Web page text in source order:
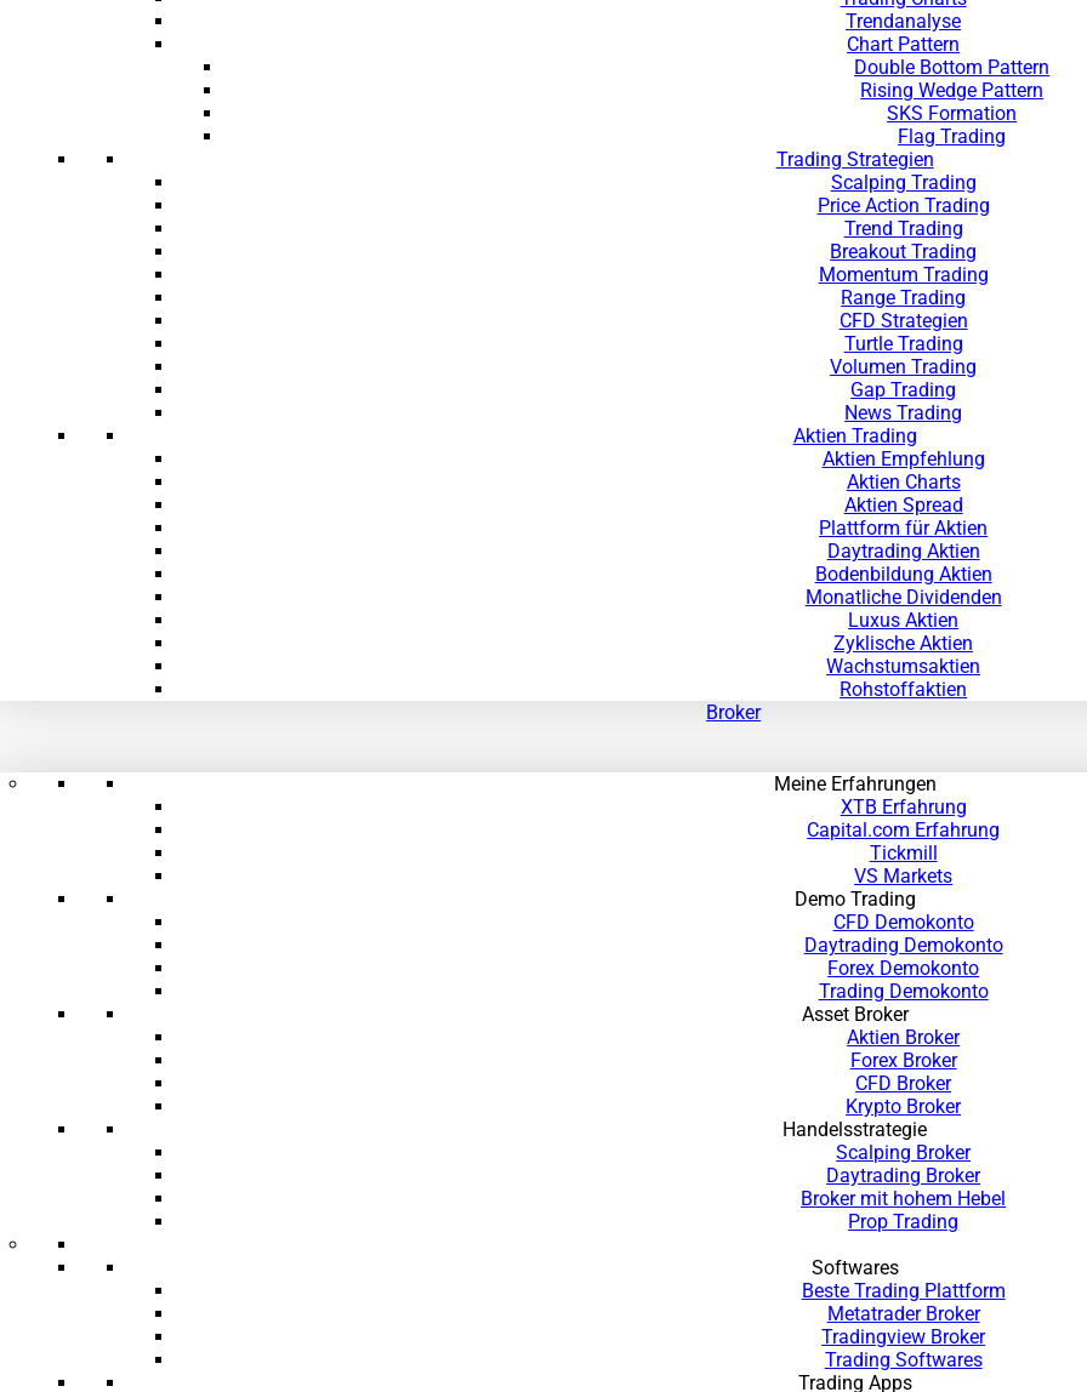
Trendanalyse
Chart Pattern
Double Bottom Pattern
Rising Wedge Pattern
SKS Formation
Flag Trading
Trading Strategien
Scalping Trading
Price Action Trading
Trend Trading
Breakout Trading
Momentum Trading
Range Trading
CFD Strategien
Turtle Trading
Volumen Trading
Gap Trading
News Trading
Aktien Trading
Aktien Empfehlung
Aktien Charts
Aktien Spread
Plattform für Aktien
Daytrading Aktien
Bodenbildung Aktien
Monatliche Dividenden
Luxus Aktien
Zyklische Aktien
Wachstumsaktien
Rohstoffaktien
Broker
Meine Erfahrungen
XTB Erfahrung
Capital.com Erfahrung
Tickmill
VS Markets
Demo Trading
CFD Demokonto
Daytrading Demokonto
Forex Demokonto
Trading Demokonto
Asset Broker
Aktien Broker
Forex Broker
CFD Broker
Krypto Broker
Handelsstrategie
Scalping Broker
Daytrading Broker
Broker mit hohem Hebel
Prop Trading
Softwares
Beste Trading Plattform
Metatrader Broker
Tradingview Broker
Trading Softwares
Trading Apps